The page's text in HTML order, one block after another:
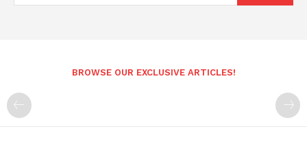
BROWSE OUR EXCLUSIVE ARTICLES!